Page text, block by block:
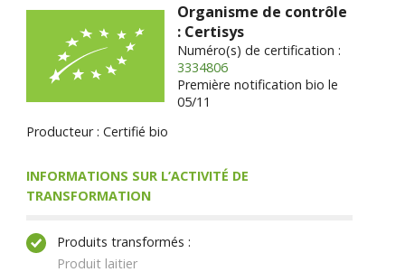
Organisme de contrôle
: Certisys
Numéro(s) de certification :
3334806
Première notification bio le
05/11
Producteur : Certifié bio
INFORMATIONS SUR L’ACTIVITÉ DE
TRANSFORMATION
Produits transformés :
Produit laitier